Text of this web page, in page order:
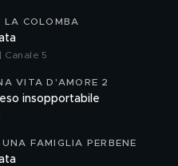
LA COLOMBA
Canale 5
VITA D'AMORE 2
insopportabile
FAMIGLIA PERBENE